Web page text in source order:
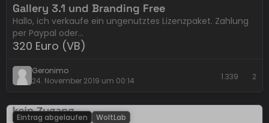
Gallery 3.1 und Branding Free
Hallo, ich verkaufe ein ungenutztes Lizenzpaket. Zahlung
per Paypal oder…
320 Euro (VB)
Geronimo
24. November 2019 um 00:14
1.339 2
Eintrag abgelaufen WoltLab